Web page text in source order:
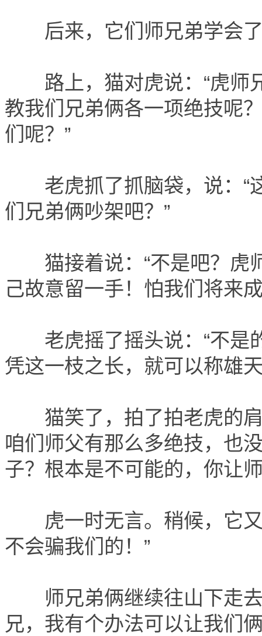
后来，它们师兄弟学会了
路上，猫对虎说：“虎师
教我们兄弟俩各一项绝技呢
们呢？”
老虎抓了抓脑袋，说：“
们兄弟俩吵架吧？”
猫接着说：“不是吧？虎
己故意留一手！怕我们将来
老虎摇了摇头说：“不是
凭这一枝之长，就可以称雄
猫笑了，拍了拍老虎的肩
咱们师父有那么多绝技，也
子？根本是不可能的，你让
虎一时无言。稍候，它又
不会骗我们的！”
师兄弟俩继续往山下走去
兄，我有个办法可以让我们